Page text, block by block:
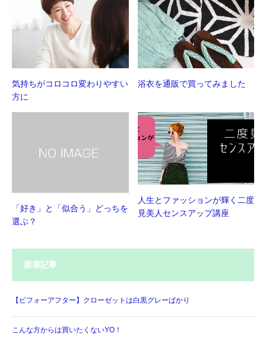
気持ちがコロコロ変わりやすい
方に
浴衣を通販で買ってみました
「好き」と「似合う」どっちを
選ぶ？
人生とファッションが輝く二度
見美人センスアップ講座
新着記事
【ビフォーアフター】クローゼットは白黒グレーばかり
こんな方からは買いたくないYO！